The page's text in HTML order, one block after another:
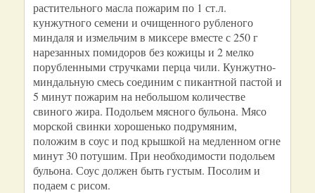
растительного масла пожарим по 1 ст.л.
кунжутного семени и очищенного рубленого
миндаля и измельчим в миксере вместе с 250 г
нарезанных помидоров без кожицы и 2 мелко
порубленными стручками перца чили. Кунжутно-
миндальную смесь соединим с пикантной пастой и
5 минут пожарим на небольшом количестве
свиного жира. Подольем мясного бульона. Мясо
морской свинки хорошенько подрумяним,
положим в соус и под крышкой на медленном огне
минут 30 потушим. При необходимости подольем
бульона. Соус должен быть густым. Посолим и
подаем с рисом.